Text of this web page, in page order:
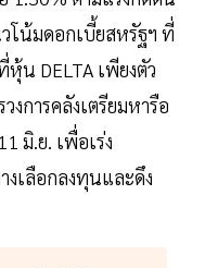
โน้มดอกเบี้ยสหรัฐฯ ที่
น DELTA เพียงตัว
งการคลังเตรียมหารือ
มิ.ย. เพื่อเร่ง
งเลือกลงทุนและดึง